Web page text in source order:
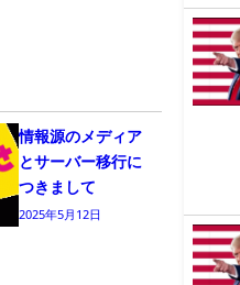
情報源のメディア
とサーバー移行に
つきまして
2025年5月12日